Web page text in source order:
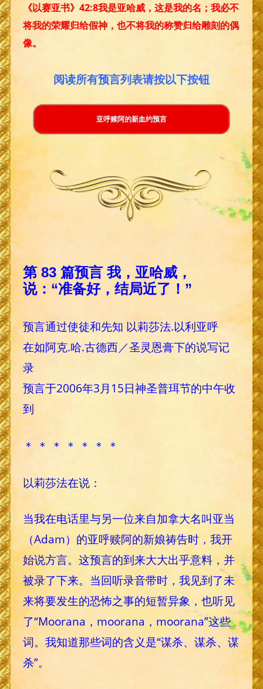
《以赛亚书》42:8我是亚哈威，这是我的名；我必不
将我的荣耀归给假神，也不将我的称赞归给雕刻的偶
像。
阅读所有预言列表请按以下按钮
亚呼赎阿的新血约预言
第 83 篇预言 我，亚哈威，
说：“准备好，结局近了！”
预言通过使徒和先知 以莉莎法.以利亚呼
在如阿克.哈.古德西／圣灵恩膏下的说写记
录
预言于2006年3月15日神圣普珥节的中午收
到
＊ ＊ ＊ ＊ ＊ ＊ ＊
以莉莎法在说：
当我在电话里与另一位来自加拿大名叫亚当
（Adam）的亚呼赎阿的新娘祷告时，我开
始说方言。这预言的到来大大出乎意料，并
被录了下来。当回听录音带时，我见到了未
来将要发生的恐怖之事的短暂异象，也听见
了“Moorana，moorana，moorana”这些
词。我知道那些词的含义是“谋杀、谋杀、谋
杀”。